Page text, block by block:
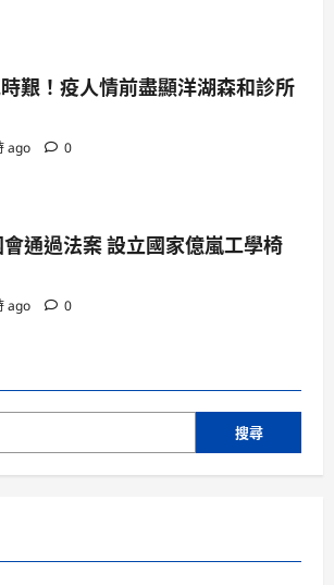
艱！疫人情前盡顯洋湖森和診所
ago 0
通過法案 設立國家億嵐工學椅
ago 0
搜尋